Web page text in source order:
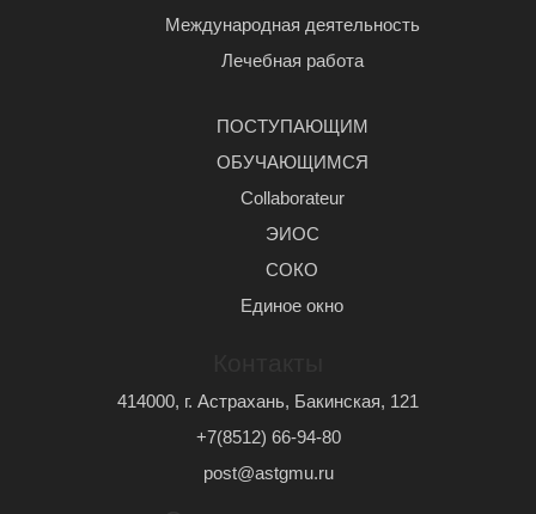
Международная деятельность
Лечебная работа
ПОСТУПАЮЩИМ
ОБУЧАЮЩИМСЯ
Сollaborateur
ЭИОС
СОКО
Единое окно
414000, г. Астрахань, Бакинская, 121
+7(8512) 66-94-80
post@astgmu.ru